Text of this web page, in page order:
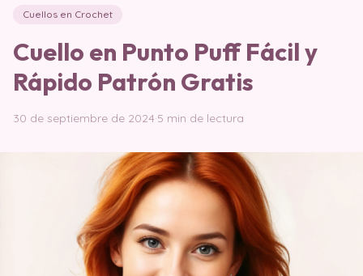
Cuellos en Crochet
Cuello en Punto Puff Fácil y
Rápido Patrón Gratis
30 de septiembre de 2024·5 min de lectura